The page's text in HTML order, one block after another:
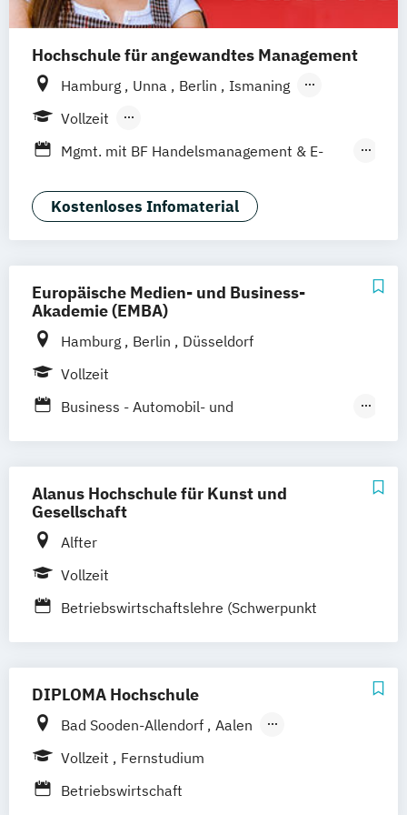
Hochschule für angewandtes Management
Hamburg Unna Berlin
Ismaning
Mannheim
Stuttgart
Vollzeit
Berufsbegleitendes Präsenzstudium
Mgmt. mit BF Handelsmanagement & E-
Social Media Studies Sportmanagement
Kostenloses Infomaterial
Europäische Medien- und Business-
Akademie (EMBA)
Hamburg Berlin
Düsseldorf
Vollzeit
Business - Automobil- und
Lifestyle- und Markenmanagement
Business - Sport-
Fitness- und Eventmanagement
Freizeitmanagement
Marketing - Internationales Marketing und
Wirtschaftspsychologie
Alanus Hochschule für Kunst und
Gesellschaft
Alfter
Vollzeit
Betriebswirtschaftslehre (Schwerpunkt
DIPLOMA Hochschule
Bad Sooden-Allendorf
Aalen
Baden-Baden
Berlin
Heilbronn
Kassel
Vollzeit
Fernstudium
Betriebswirtschaft